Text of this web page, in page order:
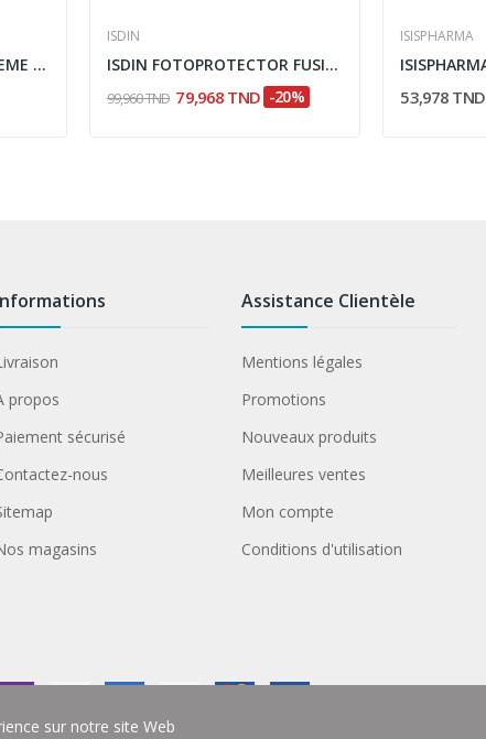
SOSKIN SUN GARDEN CREME SOLAIRE SPF50+ 50ML
ISDIN
ISDIN FOTOPROTECTOR FUSION WATER MAGIC REPAIR...
99,960 TND 79,968 TND -20%
ISISPHARMA
53,978 TND
propos
sécurisé
nous
magasins
Assistance Clientèle
Mentions légales
Promotions
Nouveaux produits
Meilleures ventes
Mon compte
Conditions d'utilisation
sur notre site Web